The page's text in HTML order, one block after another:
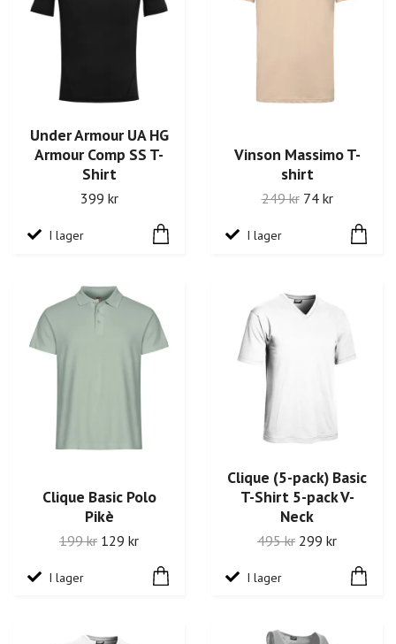
Under Armour UA HG
Armour Comp SS T-
Shirt
399 kr
I lager
Vinson Massimo T-
shirt
249 kr 74 kr
I lager
Clique Basic Polo
Pikè
199 kr 129 kr
I lager
Clique (5-pack) Basic
T-Shirt 5-pack V-
Neck
495 kr 299 kr
I lager